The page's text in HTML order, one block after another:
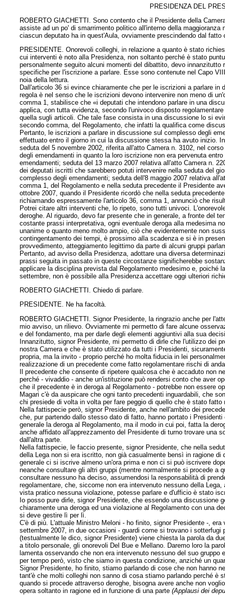
PRESIDENZA DEL
ROBERTO GIACHETTI. Sono contento che il Presidente della
assiste ad un po' di smarrimento politico all'interno della
ciascun deputato ha in quest'Aula, ovviamente prescindendo dal
PRESIDENTE. Onorevoli colleghi, in relazione a quanto è stato
cui interventi è noto alla Presidenza, non soltanto perché è stato
personalmente seguito alcuni momenti del dibattito, devo
specifiche per l'iscrizione a parlare. Esse sono contenute nel Capo
noia della lettura.
Dall'articolo 36 si evince chiaramente che per le iscrizioni a parlare
regola è nel senso che le iscrizioni devono intervenire non meno di
comma 1, stabilisce che «i deputati che intendono parlare in una
applica, con tutta evidenza, secondo l'univoco disposto
quella sugli articoli. Che tale fase consista in una discussione lo si
secondo comma, del Regolamento, che infatti la qualifica come
Pertanto, le iscrizioni a parlare in discussione sul complesso degli
effettuato entro il giorno in cui la discussione stessa ha avuto inizio.
seduta del 5 novembre 2002, riferita all'atto Camera n. 3102, nel
degli emendamenti in quanto la loro iscrizione non era pervenuta
emendamenti; seduta del 13 marzo 2007 relativa all'atto Camera n.
dei deputati iscritti che sarebbero potuti intervenire nella seduta del
complesso degli emendamenti; seduta dell'8 maggio 2007 relativa
comma 1, del Regolamento e nella seduta precedente il Presidente
ottobre 2007, quando il Presidente ricordò che nella seduta
richiamando espressamente l'articolo 36, comma 1, annunciò che
Potrei citare altri interventi che, lo ripeto, sono tutti univoci.
deroghe. Al riguardo, devo far presente che in generale, a fronte del
costante prassi interpretativa, ogni eventuale deroga alla medesima
unanime o quanto meno molto ampio, ciò che evidentemente non
contingentamento dei tempi, è prossimo alla scadenza e si è in
provvedimento, atteggiamento legittimo da parte di alcuni gruppi
Pertanto, ad avviso della Presidenza, adottare una diversa
prassi seguita in passato in queste circostanze significherebbe
applicare la disciplina prevista dal Regolamento medesimo e,
settembre, non è possibile alla Presidenza accettare oggi ulteriori
ROBERTO GIACHETTI. Chiedo di parlare.
PRESIDENTE. Ne ha facoltà.
ROBERTO GIACHETTI. Signor Presidente, la ringrazio anche per
mio avviso, un rilievo. Ovviamente mi permetto di fare alcune
e del fondamento, ma per darle degli elementi aggiuntivi alla sua
Innanzitutto, signor Presidente, mi permetto di dirle che l'utilizzo dei
nostra Camera e che è stato utilizzato da tutti i Presidenti,
propria, ma la invito - proprio perché ho molta fiducia in lei
realizzazione di un precedente come fatto regolamentare rischi di
Il precedente che consente di ripetere qualcosa che è accaduto non
perché - vivaddio - anche un'istituzione può rendersi conto che aver
che il precedente è in deroga al Regolamento - potrebbe non essere
Magari c'è da auspicare che ogni tanto precedenti inguardabili, che
chi presiede di volta in volta per fare peggio di quello che è stato
Nella fattispecie però, signor Presidente, anche nell'ambito dei
che, pur partendo dallo stesso dato di fatto, hanno portato i
generale la deroga al Regolamento, ma il modo in cui poi, fatta la
anche affidato all'apprezzamento del Presidente di turno trovare una
dall'altra parte.
Nella fattispecie, le faccio presente, signor Presidente, che nella
della Lega non si era iscritto, non già casualmente bensì in ragione
generale ci si iscrive almeno un'ora prima e non ci si può iscrivere
neanche consultare gli altri gruppi (mentre normalmente si procede
consultare nessuno ha deciso, assumendosi la responsabilità di
regolamentare, che, siccome non era intervenuto nessuno della
vista pratico nessuna violazione, potesse parlare e d'ufficio è stato
Io posso pure dirle, signor Presidente, che essendo una
chiaramente una deroga ed una violazione al Regolamento con una
si deve gestire lì per lì.
C'è di più. L'attuale Ministro Meloni - ho finito, signor Presidente -,
settembre 2007, in due occasioni - guardi come si trovano i
(testualmente le dico, signor Presidente) viene chiesta la parola da
a titolo personale, gli onorevoli Del Bue e Mellano. Daremo loro la
lamenta osservando che non era intervenuto nessuno del suo
per tempo però, visto che siamo in questa condizione, anziché un
Signor Presidente, ho finito, stiamo parlando di cose che non hanno
tant'è che molti colleghi non sanno di cosa stiamo parlando perché
quando si procede attraverso deroghe, bisogna avere anche non
opera soltanto in ragione ed in funzione di una parte(Applausi dei